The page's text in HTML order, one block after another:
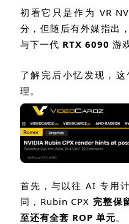
初看它只是作为 VR
分，但随后有外媒指出，
与下一代 RTX 6090 游
了解完后小忆发现，
理。
首先，与以往AI 专用
同， Rubin CPX 完整保
至还有全套 ROP 单元。